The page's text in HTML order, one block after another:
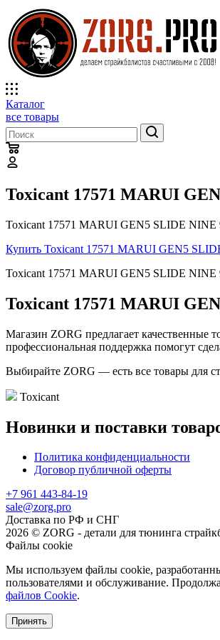
Каталог
все товары
Toxicant 17571 MARUI
Toxicant 17571 MARUI GEN5 SLIDE
Купить Toxicant 17571 MARUI GEN5
Toxicant 17571 MARUI GEN5 SLIDE NINE
Toxicant 17571 MARUI
Магазин ZORG предлагает качественные
профессиональная поддержка помогут
Выбирайте ZORG — есть все товары для
Toxicant
Новинки и поставки
Политика конфиденциальности
Договор публичной оферты
+7 961 443-84-19
sale@zorg.pro
Доставка по РФ и СНГ
2026 © ZORG - детали для тюнинга
Файлы cookie
Мы используем файлы cookie,
пользователями и обслуживание.
файлов Cookie.
Принять